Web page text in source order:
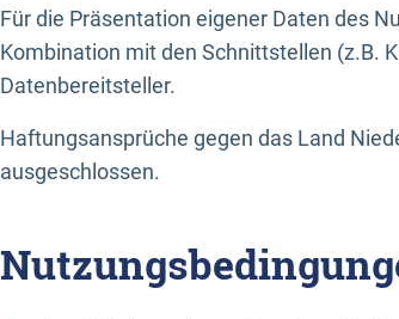
Für die Präsentation eigener Daten des
Kombination mit den Schnittstellen (z.B.
Datenbereitsteller.
Haftungsansprüche gegen das Land
ausgeschlossen.